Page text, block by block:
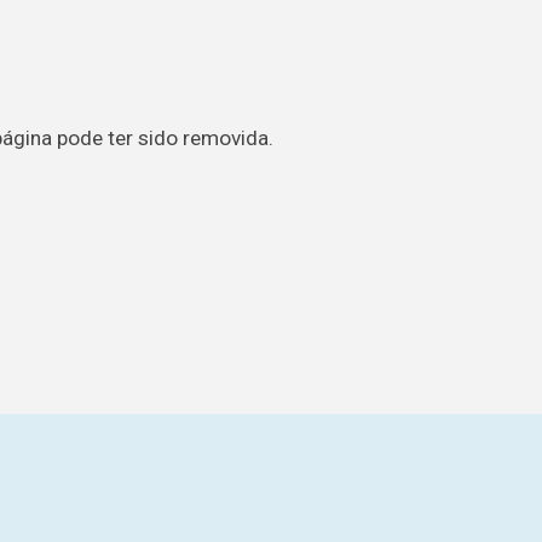
pode ter sido removida.